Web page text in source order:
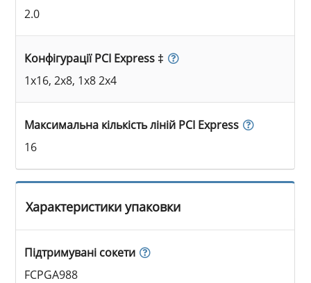
2.0
Конфігурації PCI Express ‡
1x16, 2x8, 1x8 2x4
Максимальна кількість ліній PCI Express
16
Характеристики упаковки
Підтримувані сокети
FCPGA988